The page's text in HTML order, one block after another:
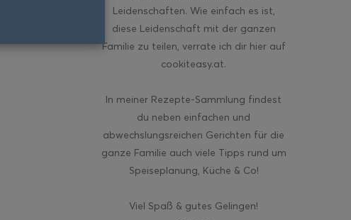
Leidenschaften. Wie einfach es ist,
diese Leidenschaft mit der ganzen
Familie zu teilen, verrate ich dir hier auf
cookiteasy.at.
In meiner Rezepte-Sammlung findest
du neben einfachen und
abwechslungsreichen Gerichten für die
ganze Familie auch viele Tipps rund um
Speiseplanung, Küche & Co!
Viel Spaß & gutes Gelingen!